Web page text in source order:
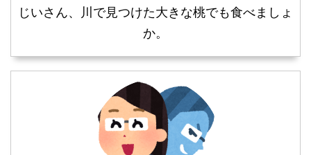
じいさん、川で見つけた大きな桃でも食べましょ
か。